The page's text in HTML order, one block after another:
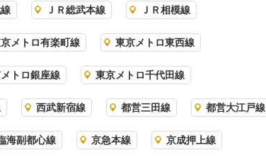
ＪＲ総武本線 ＪＲ相模線
メトロ有楽町線 東京メトロ東西線
トロ銀座線 東京メトロ千代田線
西武新宿線 都営三田線 都営大江戸線
海副都心線 京急本線 京成押上線